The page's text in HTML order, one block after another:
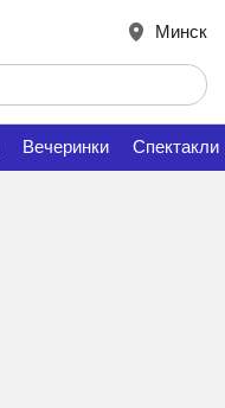
Минск
Вечеринки Спектакли